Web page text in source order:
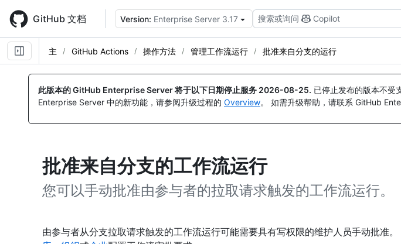
main
content
GitHub 文档 Version: Enterprise Server 3.17 搜索或询问 Copilot
主 GitHub Actions 操作方法 管理工作流运行 批准来自分支的运行
此版本的 GitHub Enterprise Server 将于以下日期停止服务 2026-08-25. 已停止发布的版本不受
Enterprise Server 中的新功能，请参阅升级过程的 Overview。 如需升级帮助，请联系 GitHub
批准来自分支的工作流运行
您可以手动批准由参与者的拉取请求触发的工作流运行。
由参与者从分支拉取请求触发的工作流运行可能需要具有写权限的维护人员手动批准。